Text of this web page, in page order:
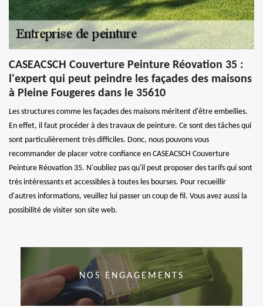
CASEACSCH Couverture Peinture Réovation 35 :
l'expert qui peut peindre les façades des maisons
à Pleine Fougeres dans le 35610
Les structures comme les façades des maisons méritent d'être embellies.
En effet, il faut procéder à des travaux de peinture. Ce sont des tâches qui
sont particulièrement très difficiles. Donc, nous pouvons vous
recommander de placer votre confiance en CASEACSCH Couverture
Peinture Réovation 35. N'oubliez pas qu'il peut proposer des tarifs qui sont
très intéressants et accessibles à toutes les bourses. Pour recueillir
d'autres informations, veuillez lui passer un coup de fil. Vous avez aussi la
possibilité de visiter son site web.
NOS ENGAGEMENTS